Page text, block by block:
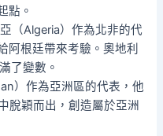
點。
（Algeria）作為北非的代
阿根廷帶來考驗。奧地利
了變數。
）作為亞洲區的代表，他
脫穎而出，創造屬於亞洲